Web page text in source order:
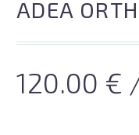
ADEA
120.00 €